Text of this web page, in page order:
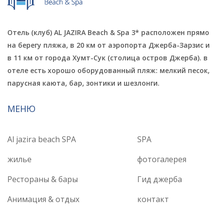
Отель (клуб) AL JAZIRA Beach & Spa 3* расположен прямо
на берегу пляжа, в 20 км от аэропорта Джерба-Зарзис и
в 11 км от города Хумт-Сук (столица остров Джерба). в
отеле есть хорошо оборудованный пляж: мелкий песок,
парусная каюта, бар, зонтики и шезлонги.
МЕНЮ
Al jazira beach SPA
жилье
Рестораны & бары
Анимация & отдых
SPA
фотогалерея
Гид джерба
контакт